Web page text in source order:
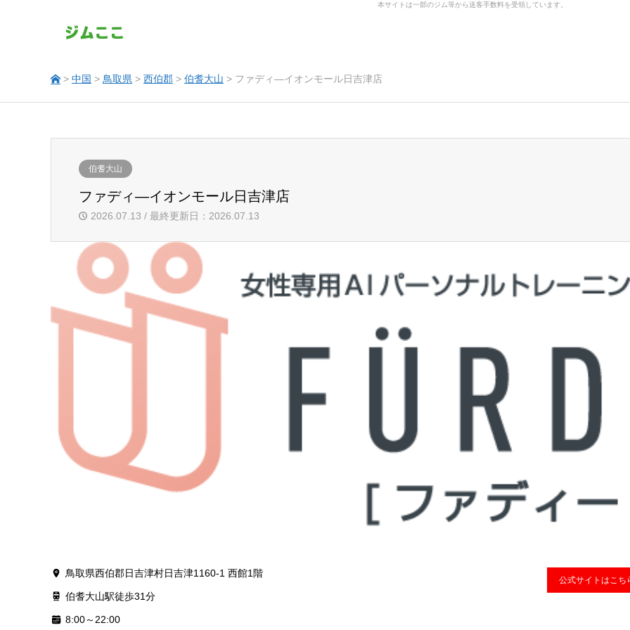
本サイトは一部のジム等から送客手数料を受領しています。
> 中国 > 鳥取県 > 西伯郡 > 伯耆大山 > ファディ―イオンモール日吉津店
伯耆大山
ファディ―イオンモール日吉津店
2026.07.13 / 最終更新日：2026.07.13
鳥取県西伯郡日吉津村日吉津1160-1 西館1階
伯耆大山駅徒歩31分
8:00～22:00
公式サイトはこち